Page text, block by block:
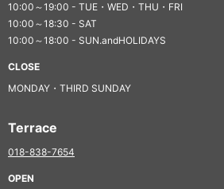
10:00～19:00 - TUE・WED・THU・FRI
10:00～18:30 - SAT
10:00～18:00 - SUN.andHOLIDAYS
CLOSE
MONDAY・THIRD SUNDAY
Terrace
018-838-7654
OPEN